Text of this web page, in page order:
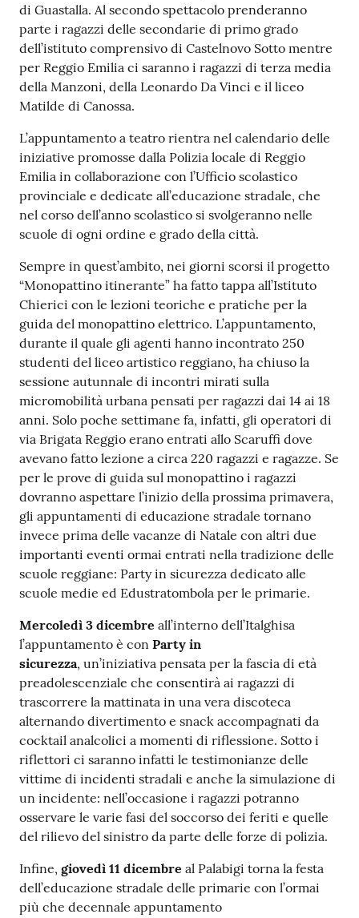
di Guastalla. Al secondo spettacolo prenderanno
parte i ragazzi delle secondarie di primo grado
dell’istituto comprensivo di Castelnovo Sotto mentre
per Reggio Emilia ci saranno i ragazzi di terza media
della Manzoni, della Leonardo Da Vinci e il liceo
Matilde di Canossa.
L’appuntamento a teatro rientra nel calendario delle
iniziative promosse dalla Polizia locale di Reggio
Emilia in collaborazione con l’Ufficio scolastico
provinciale e dedicate all’educazione stradale, che
nel corso dell’anno scolastico si svolgeranno nelle
scuole di ogni ordine e grado della città.
Sempre in quest’ambito, nei giorni scorsi il progetto
“Monopattino itinerante” ha fatto tappa all’Istituto
Chierici con le lezioni teoriche e pratiche per la
guida del monopattino elettrico. L’appuntamento,
durante il quale gli agenti hanno incontrato 250
studenti del liceo artistico reggiano, ha chiuso la
sessione autunnale di incontri mirati sulla
micromobilità urbana pensati per ragazzi dai 14 ai 18
anni. Solo poche settimane fa, infatti, gli operatori di
via Brigata Reggio erano entrati allo Scaruffi dove
avevano fatto lezione a circa 220 ragazzi e ragazze. Se
per le prove di guida sul monopattino i ragazzi
dovranno aspettare l’inizio della prossima primavera,
gli appuntamenti di educazione stradale tornano
invece prima delle vacanze di Natale con altri due
importanti eventi ormai entrati nella tradizione delle
scuole reggiane: Party in sicurezza dedicato alle
scuole medie ed Edustratombola per le primarie.
Mercoledì 3 dicembre all’interno dell’Italghisa
l’appuntamento è con Party in
sicurezza, un’iniziativa pensata per la fascia di età
preadolescenziale che consentirà ai ragazzi di
trascorrere la mattinata in una vera discoteca
alternando divertimento e snack accompagnati da
cocktail analcolici a momenti di riflessione. Sotto i
riflettori ci saranno infatti le testimonianze delle
vittime di incidenti stradali e anche la simulazione di
un incidente: nell’occasione i ragazzi potranno
osservare le varie fasi del soccorso dei feriti e quelle
del rilievo del sinistro da parte delle forze di polizia.
Infine, giovedì 11 dicembre al Palabigi torna la festa
dell’educazione stradale delle primarie con l’ormai
più che decennale appuntamento